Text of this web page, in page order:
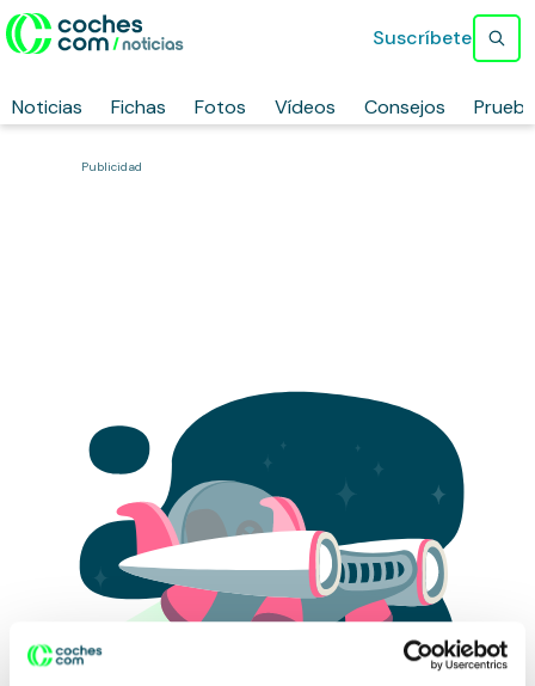
Noticias Fichas Fotos Vídeos Consejos
Suscríbete
Publicidad